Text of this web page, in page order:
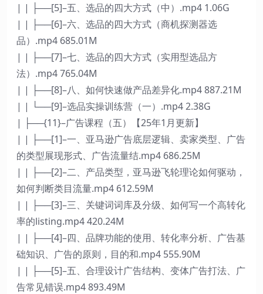
| | ├──[5]–五、选品的四大方式（中）.mp4 1.06G
| | ├──[6]–六、选品的四大方式（商机探测器选
品）.mp4 685.01M
| | ├──[7]–七、选品的四大方式（实用型选品方
法）.mp4 765.04M
| | ├──[8]–八、如何快速做产品差异化.mp4 887.21M
| | └──[9]–选品实操训练营（一）.mp4 2.38G
| ├──{11}–广告课程（五）【25年1月更新】
| | ├──[1]–一、亚马逊广告底层逻辑、卖家类型、广告
的类型展现形式、广告流量结.mp4 686.25M
| | ├──[2]–二、产品类型，亚马逊飞轮理论如何驱动，
如何判断类目流量.mp4 612.59M
| | ├──[3]–三、关键词词库及分级、如何写一个高转化
率的listing.mp4 420.24M
| | ├──[4]–四、品牌功能的使用、转化率分析、广告基
础知识、广告的原则，目的和.mp4 555.90M
| | ├──[5]–五、合理设计广告结构、变体广告打法、广
告常见错误.mp4 893.49M